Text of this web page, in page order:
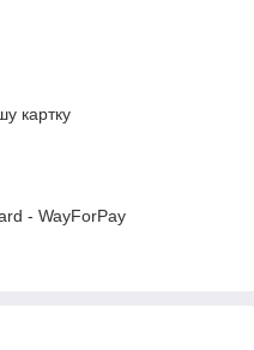
картку
- WayForPay